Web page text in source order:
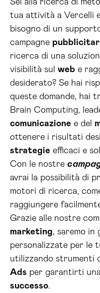
Sei alla ricerca di
tua attività a Vercelli
bisogno di un
campagne
ricerca di una
visibilità sul web e
desiderato? Se hai
queste domande, hai
Brain Computing,
comunicazione e del
ottenere i risultati
strategie efficaci e
Con le nostre
avrai la possibilità di
motori di ricerca,
raggiungere
Grazie alle nostre
marketing, saremo in
personalizzate per le
utilizzando strumenti
Ads per garantirti
successo.